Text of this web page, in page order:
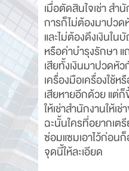
เมื่อตัดสินใจเช่า สำ
การก็ไม่ต้องมาปวด
และไม่ต้องดึงเงินใ
หรือค่าบำรุงรักษา แ
เสียทั้งเงินมาปวดหั
เครื่องมือเครื่องใช้
เสียหายอีกด้วย แ
ให้เช่าสำนักงานให้เ
ฉะนั้นใครที่อยากเต
ซ่อมแซมเอาไว้ก่อ
จุดนี้ให้ละเอียด